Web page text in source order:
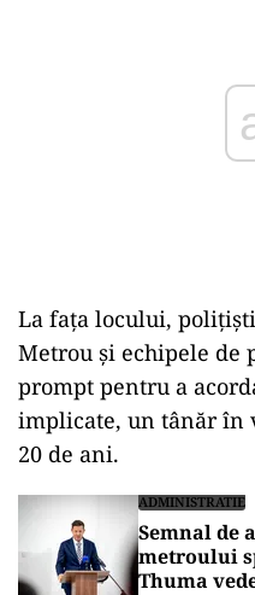
La fața locului,
Metrou și echipele
prompt pentru a
implicate, un tânăr în
20 de ani.
ADMINISTRATIE
Semnal de
metroului
Thuma